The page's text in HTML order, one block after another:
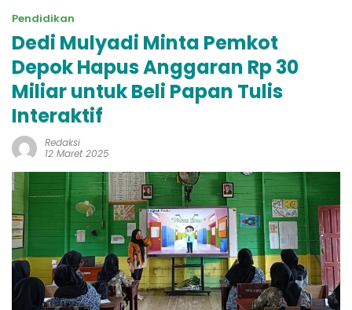
Pendidikan
Dedi Mulyadi Minta Pemkot
Depok Hapus Anggaran Rp 30
Miliar untuk Beli Papan Tulis
Interaktif
Redaksi
12 Maret 2025